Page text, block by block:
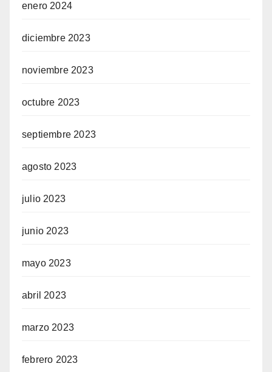
enero 2024
diciembre 2023
noviembre 2023
octubre 2023
septiembre 2023
agosto 2023
julio 2023
junio 2023
mayo 2023
abril 2023
marzo 2023
febrero 2023